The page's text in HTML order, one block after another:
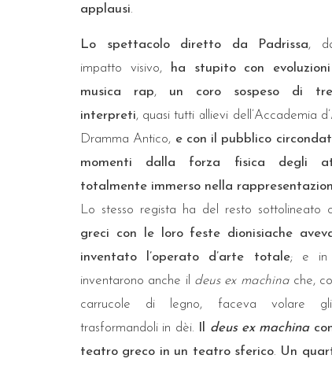
applausi.
Lo spettacolo diretto da Padrissa,
impatto visivo,
ha stupito con
musica rap, un coro sospeso di
interpreti, quasi tutti allievi dell’Accademia
Dramma Antico, e con il pubblico
momenti dalla forza fisica degli
totalmente immerso nella
Lo stesso regista ha del resto sottolineato
greci con le loro feste dionisiache
inventato l’operato d’arte totale; e in
inventarono anche il deus ex machinache,
carrucole di legno, faceva volare
trasformandoli in dèi.
deus ex machina
teatro greco in un teatro sferico. Un